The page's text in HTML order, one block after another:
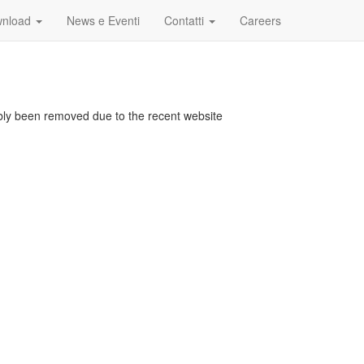
News e Eventi Contatti Careers
been removed due to the recent website